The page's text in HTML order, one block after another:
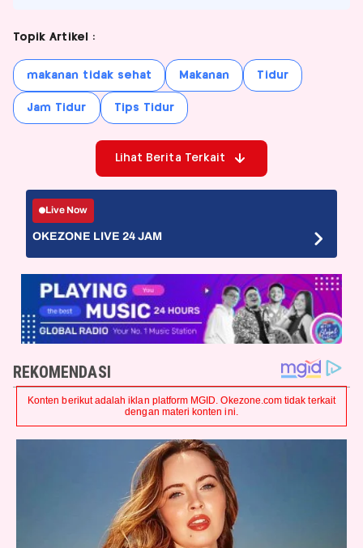
Topik Artikel :
makanan tidak sehat Makanan Tidur
Jam Tidur Tips Tidur
Lihat Berita Terkait
Live Now
OKEZONE LIVE 24 JAM